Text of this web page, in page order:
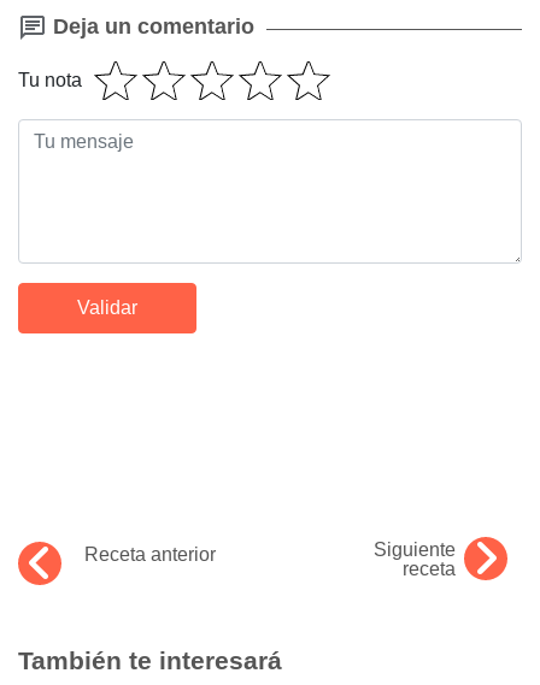
Deja un comentario
Tu nota
Receta anterior
Siguiente
receta
También te interesará